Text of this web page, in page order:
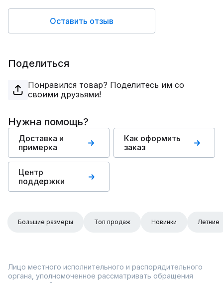
Оставить отзыв
Поделиться
Понравился товар? Поделитесь им со
своими друзьями!
Нужна помощь?
Доставка и
примерка
Как оформить
заказ
Центр
поддержки
Большие размеры Топ продаж Новинки Летние
Лицо местного исполнительного и распорядительного
органа, уполномоченное рассматривать обращения